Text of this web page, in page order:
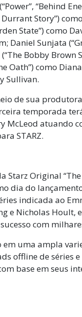
“Behind
Story”) como
State”) como
Daniel Sunjata
Bobby Brown
Oath”) como
Sullivan.
de sua
temporada
McLeod atuando
STARZ.
Original “The
dia do
indicada ao
e Nicholas Hoult,
com
uma ampla
offline de séries e
base em seus